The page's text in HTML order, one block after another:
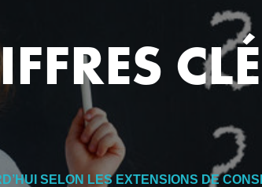
SELON LES EXTENSIONS DE